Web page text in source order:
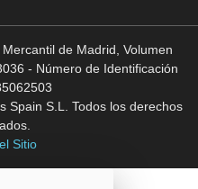
de Madrid, Volumen
- Número de Identificación
Spain S.L. Todos los derechos
Sitio